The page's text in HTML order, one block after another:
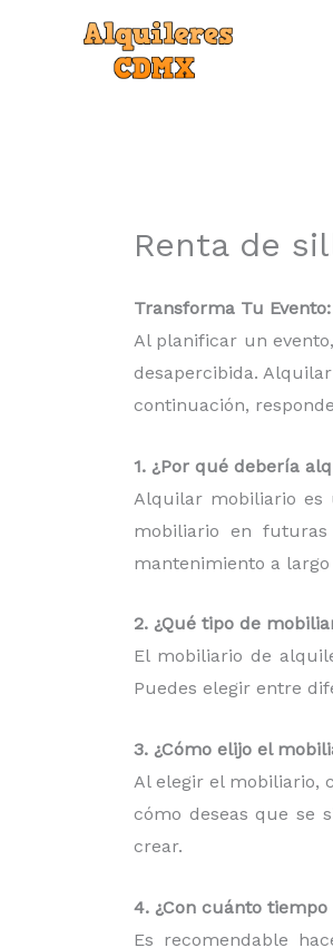
Renta de
Transforma Tu
Al planificar un
desapercibida.
continuación,
1. ¿Por qué debería
Alquilar mobiliario es
mobiliario en
mantenimiento a largo
2. ¿Qué tipo de
El mobiliario de
Puedes elegir entre
3. ¿Cómo elijo el
Al elegir el mobiliario,
cómo deseas que se
crear.
4. ¿Con cuánto
Es recomendable